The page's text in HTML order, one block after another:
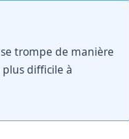
trompe de manière
difficile à